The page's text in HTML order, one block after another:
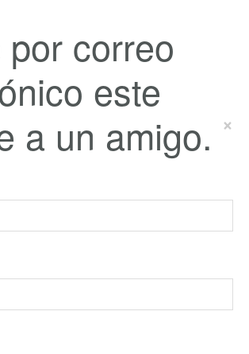
correo
este
a un amigo. ×